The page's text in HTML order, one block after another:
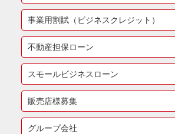
事業用割賦（ビジネスクレジット）
不動産担保ローン
スモールビジネスローン
販売店様募集
グループ会社